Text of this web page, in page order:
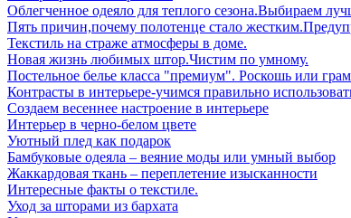
Облегченное одеяло для теплого сезона.Выбираем
Пять причин,почему полотенце стало
Текстиль на страже атмосферы в доме.
Новая жизнь любимых штор.Чистим по умному.
Постельное белье класса "премиум". Роскошь или
Контрасты в интерьере-учимся правильно
Создаем весеннее настроение в интерьере
Интерьер в черно-белом цвете
Уютный плед как подарок
Бамбуковые одеяла – веяние моды или умный выбор
Жаккардовая ткань – переплетение изысканности
Интересные факты о текстиле.
Уход за шторами из бархата